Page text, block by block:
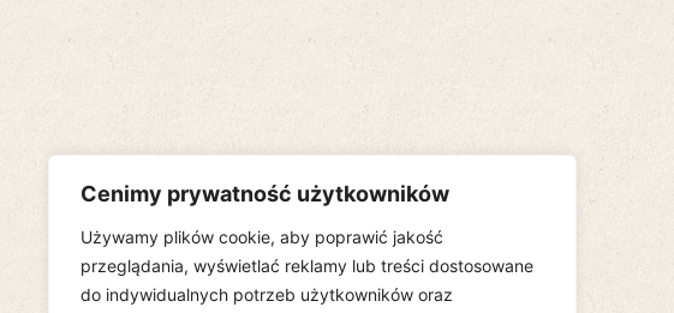
Cenimy prywatność użytkowników
Używamy plików cookie, aby poprawić jakość
przeglądania, wyświetlać reklamy lub treści dostosowane
do indywidualnych potrzeb użytkowników oraz